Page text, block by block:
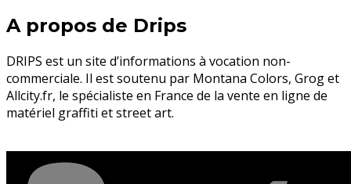
A propos de Drips
DRIPS est un site d’informations à vocation non-
commerciale. Il est soutenu par Montana Colors, Grog et
Allcity.fr, le spécialiste en France de la vente en ligne de
matériel graffiti et street art.